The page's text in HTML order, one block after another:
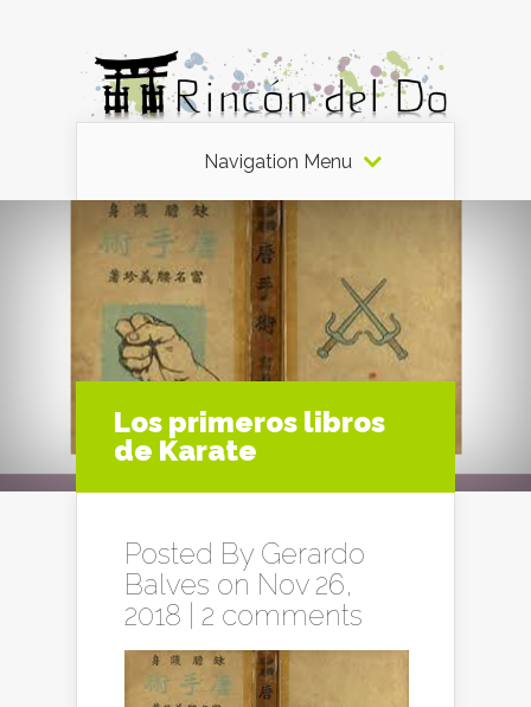
Navigation Menu
Los primeros libros
de Karate
Posted By Gerardo
Balves on Nov 26,
2018 | 2 comments